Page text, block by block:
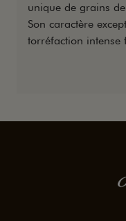
unique de grains
Son caractère
torréfaction intense